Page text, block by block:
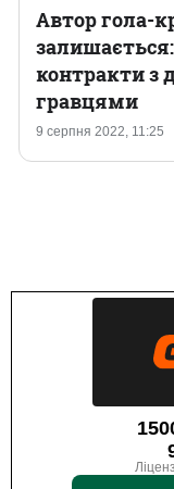
9 серпня 2022, 11:25
Автор гола-
контракти з
гравцями